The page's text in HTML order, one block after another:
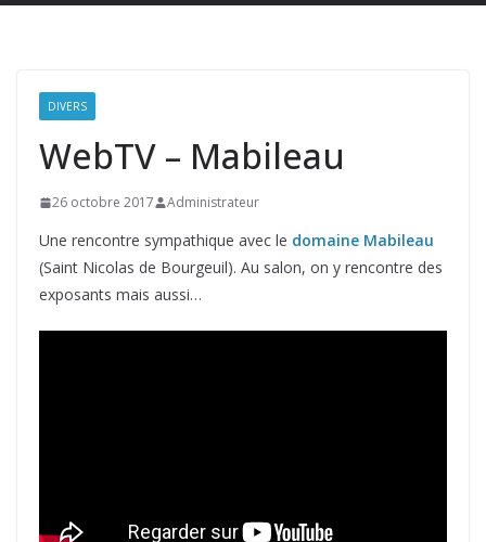
DIVERS
WebTV – Mabileau
26 octobre 2017 Administrateur
Une rencontre sympathique avec le domaine Mabileau
(Saint Nicolas de Bourgeuil). Au salon, on y rencontre des
exposants mais aussi…